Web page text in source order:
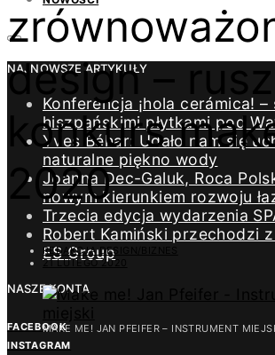
NAJNOWSZE ARTYKUŁY
Konferencja ¡hola cerámica!
hiszpańskimi płytkami pod
Yves Béhar: Udało nam się
naturalne piękno wody
Joanna Dec-Galuk, Roca
nowym kierunkiem rozwoju
Trzecia edycja wydarzenia
Robert Kamiński przechodzi
ES Group
NASZE KONTA
FACEBOOK
INSTAGRAM
design –
konkurs
2020
REDAKCJA DESIGN/BIZNES
21 LUTEGO 2020
MAKE ME! JAN PFEIFER – INSTRUMENT